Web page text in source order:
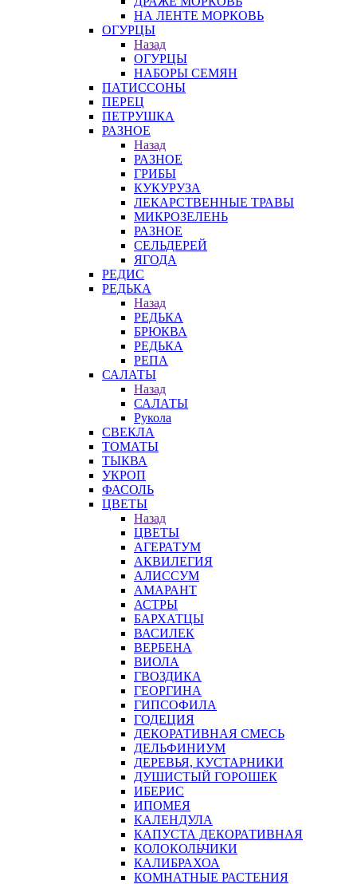
НА ЛЕНТЕ МОРКОВЬ
ОГУРЦЫ
Назад
ОГУРЦЫ
НАБОРЫ СЕМЯН
ПАТИССОНЫ
ПЕРЕЦ
ПЕТРУШКА
РАЗНОЕ
Назад
РАЗНОЕ
ГРИБЫ
КУКУРУЗА
ЛЕКАРСТВЕННЫЕ ТРАВЫ
МИКРОЗЕЛЕНЬ
РАЗНОЕ
СЕЛЬДЕРЕЙ
ЯГОДА
РЕДИС
РЕДЬКА
Назад
РЕДЬКА
БРЮКВА
РЕДЬКА
РЕПА
САЛАТЫ
Назад
САЛАТЫ
Рукола
СВЕКЛА
ТОМАТЫ
ТЫКВА
УКРОП
ФАСОЛЬ
ЦВЕТЫ
Назад
ЦВЕТЫ
АГЕРАТУМ
АКВИЛЕГИЯ
АЛИССУМ
АМАРАНТ
АСТРЫ
БАРХАТЦЫ
ВАСИЛЕК
ВЕРБЕНА
ВИОЛА
ГВОЗДИКА
ГЕОРГИНА
ГИПСОФИЛА
ГОДЕЦИЯ
ДЕКОРАТИВНАЯ СМЕСЬ
ДЕЛЬФИНИУМ
ДЕРЕВЬЯ, КУСТАРНИКИ
ДУШИСТЫЙ ГОРОШЕК
ИБЕРИС
ИПОМЕЯ
КАЛЕНДУЛА
КАПУСТА ДЕКОРАТИВНАЯ
КОЛОКОЛЬЧИКИ
КАЛИБРАХОА
КОМНАТНЫЕ РАСТЕНИЯ